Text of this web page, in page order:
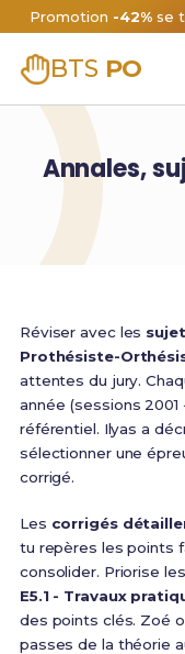
Promotion -42% se
BTS PO
Annales,
Réviser avec les
Prothésiste-
attentes du jury.
année (sessions
référentiel. Ilyas a
sélectionner une
corrigé.
Les corrigés
tu repères les points
consolider. Priorise
E5.1 - Travaux
des points clés. Zoé
passes de la théorie